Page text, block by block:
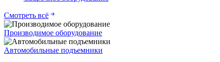
Смотреть всё
Производимое оборудование
Автомобильные подъемники